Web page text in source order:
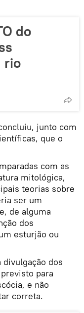
do
rio
junto com
que o
com as
mitológica,
teorias sobre
ser um
de alguma
dos
esturjão ou
dos
para
e não
correta.